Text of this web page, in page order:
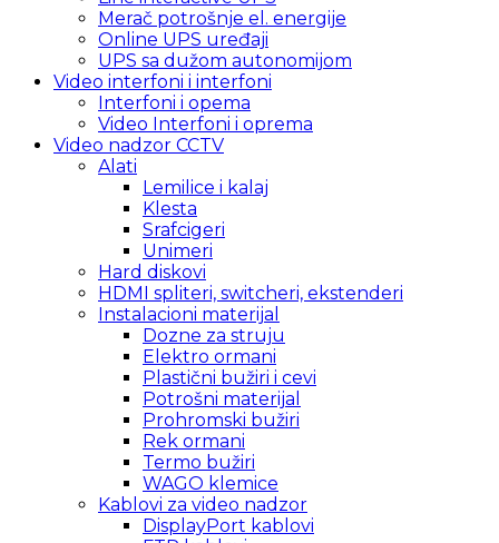
Merač potrošnje el. energije
Online UPS uređaji
UPS sa dužom autonomijom
Video interfoni i interfoni
Interfoni i opema
Video Interfoni i oprema
Video nadzor CCTV
Alati
Lemilice i kalaj
Klesta
Srafcigeri
Unimeri
Hard diskovi
HDMI spliteri, switcheri, ekstenderi
Instalacioni materijal
Dozne za struju
Elektro ormani
Plastični bužiri i cevi
Potrošni materijal
Prohromski bužiri
Rek ormani
Termo bužiri
WAGO klemice
Kablovi za video nadzor
DisplayPort kablovi